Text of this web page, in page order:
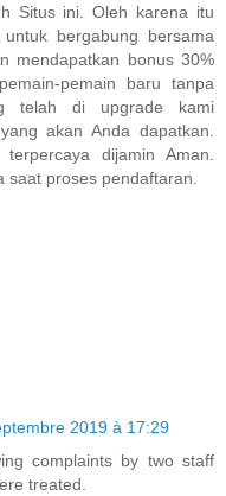
Situs ini. Oleh karena itu
bergabung bersama
mendapatkan bonus 30%
pemain baru tanpa
telah di upgrade kami
akan Anda dapatkan.
dijamin Aman.
saat proses pendaftaran.
2019 à 17:29
complaints by two staff
treated.